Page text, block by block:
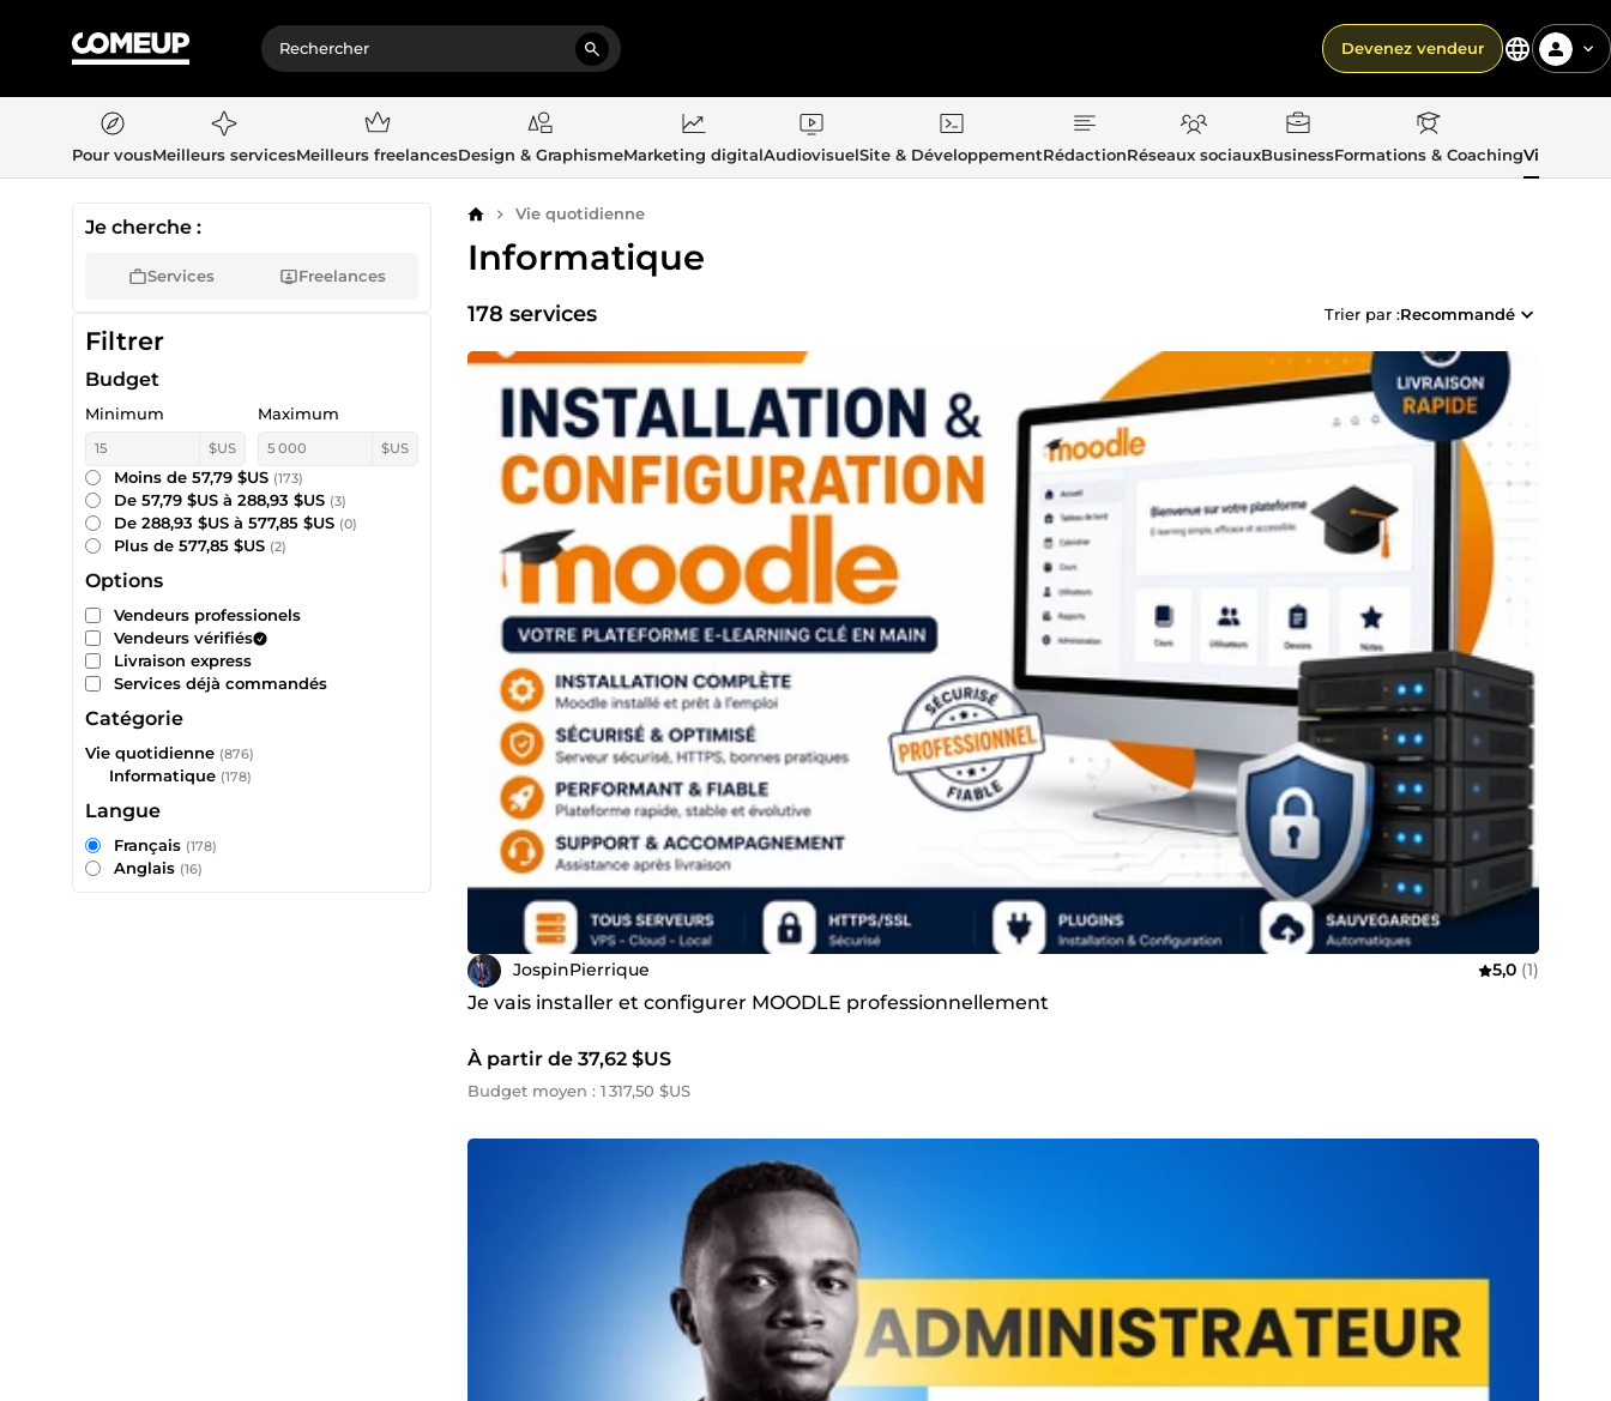
Devenez vendeur
Pour vousMeilleurs servicesMeilleurs freelancesDesign & GraphismeMarketing digitalAudiovisuelSite & DéveloppementRédactionRéseaux sociauxBusinessFormations & CoachingVie
AccueilVie quotidienne
Informatique
178 services Trier par :Recommandé
JospinPierrique 5,0 (1)
Je vais installer et configurer MOODLE professionnellement
À partir de 37,62 $US
Budget moyen : 1 317,50 $US
Je cherche :
Services Freelances
Filtrer
Budget
Minimum
$US
Maximum
$US
Moins de 57,79 $US (173)
De 57,79 $US à 288,93 $US (3)
De 288,93 $US à 577,85 $US (0)
Plus de 577,85 $US (2)
Options
Vendeurs professionels
Vendeurs vérifiés
Livraison express
Services déjà commandés
Catégorie
Vie quotidienne (876)
Informatique (178)
Langue
Français (178)
Anglais (16)